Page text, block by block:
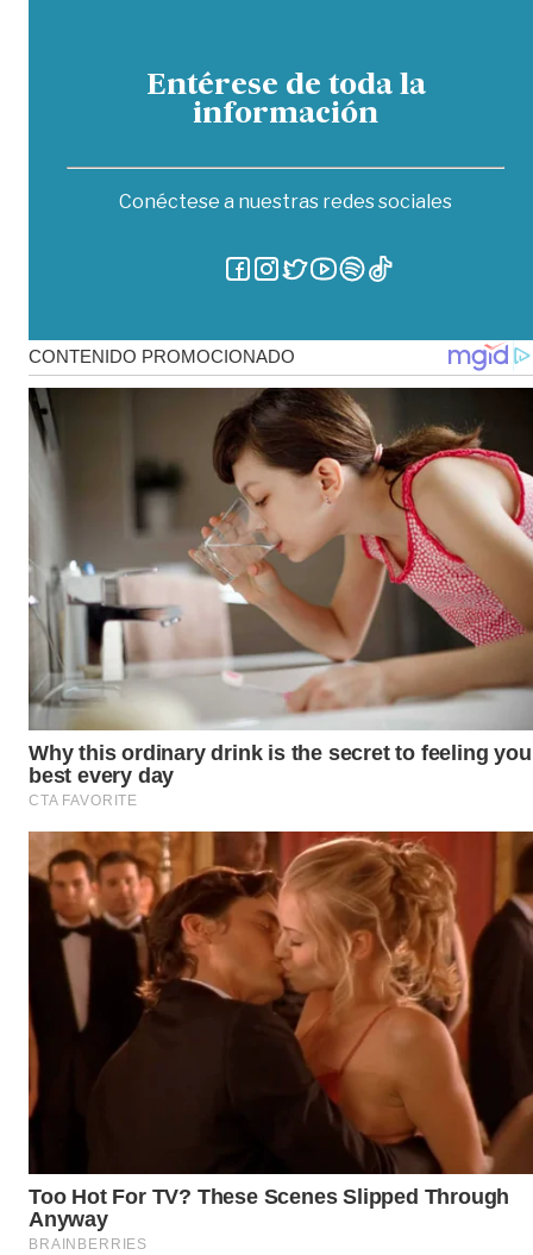
Entérese de toda la
información
Conéctese a nuestras redes sociales